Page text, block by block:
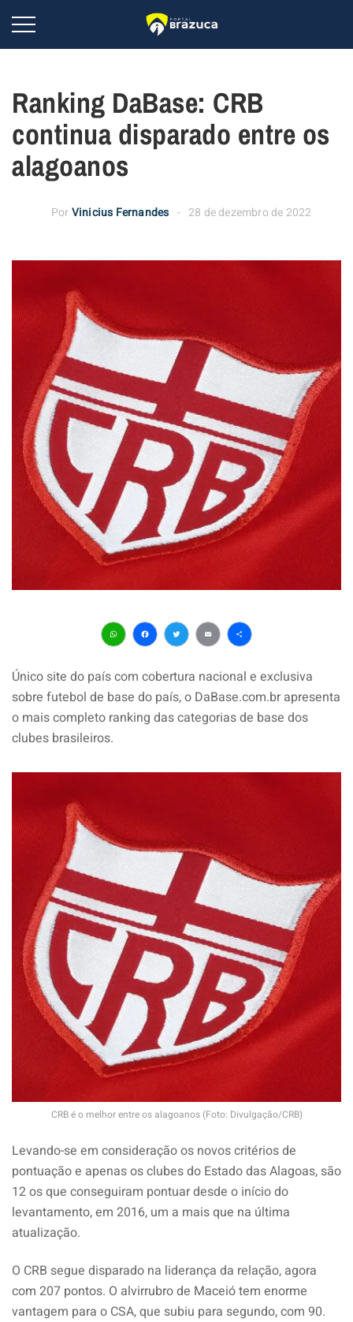
Ranking DaBase: CRB
continua disparado entre os
alagoanos
PorVinicius Fernandes 28 de dezembro de 2022
WhatsApp
Facebook
Twitter
EmailShare
Único site do país com cobertura nacional e exclusiva
sobre futebol de base do país, o DaBase.com.br apresenta
o mais completo ranking das categorias de base dos
clubes brasileiros.
CRB é o melhor entre os alagoanos (Foto: Divulgação/CRB)
Levando-se em consideração os novos critérios de
pontuação e apenas os clubes do Estado das Alagoas, são
12 os que conseguiram pontuar desde o início do
levantamento, em 2016, um a mais que na última
atualização.
O CRB segue disparado na liderança da relação, agora
com 207 pontos. O alvirrubro de Maceió tem enorme
vantagem para o CSA, que subiu para segundo, com 90.